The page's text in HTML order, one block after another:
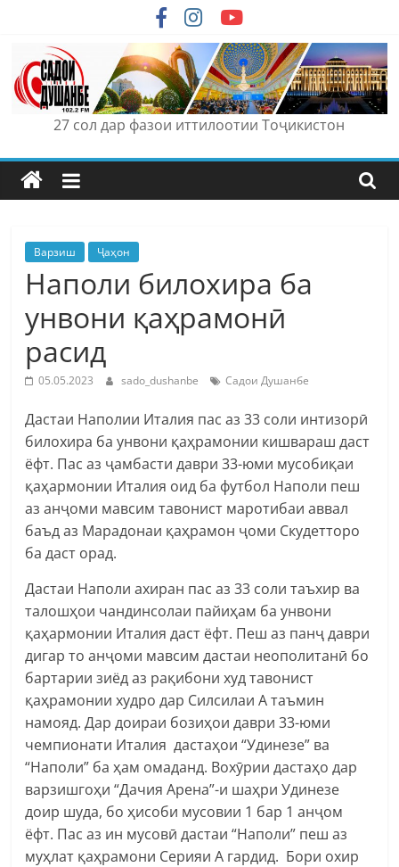
content
27 сол дар фазои иттилоотии Тоҷикистон
Варзиш Ҷаҳон
Наполи билохира ба
унвони қаҳрамонӣ
расид
05.05.2023 sado_dushanbe Садои Душанбе
Дастаи Наполии Италия пас аз 33 соли интизорӣ
билохира ба унвони қаҳрамонии кишвараш даст
ёфт. Пас аз ҷамбасти даври 33-юми мусобиқаи
қаҳармонии Италия оид ба футбол Наполи пеш
аз анҷоми мавсим тавонист маротибаи аввал
баъд аз Марадонаи қаҳрамон ҷоми Скудетторо
ба даст орад.
Дастаи Наполи ахиран пас аз 33 соли таъхир ва
талошҳои чандинсолаи пайиҳам ба унвони
қаҳармонии Италия даст ёфт. Пеш аз панҷ даври
дигар то анҷоми мавсим дастаи неополитанӣ бо
бартарии зиёд аз рақибони худ тавонист
қаҳрамонии худро дар Силсилаи А таъмин
намояд. Дар доираи бозиҳои даври 33-юми
чемпионати Италия дастаҳои “Удинезе” ва
“Наполи” ба ҳам омаданд. Вохӯрии дастаҳо дар
варзишгоҳи “Дачия Арена”-и шаҳри Удинезе
доир шуда, бо ҳисоби мусовии 1 бар 1 анҷом
ёфт. Пас аз ин мусовӣ дастаи “Наполи” пеш аз
муҳлат қаҳрамони Серияи А гардид. Бори охир